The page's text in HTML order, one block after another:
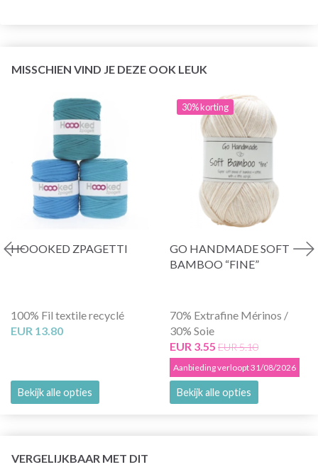
MISSCHIEN VIND JE DEZE OOK LEUK
HOOOKED ZPAGETTI
100% Fil textile recyclé
EUR 13.80
Bekijk alle opties
30% korting
GO HANDMADE SOFT
BAMBOO “FINE”
70% Extrafine Mérinos /
30% Soie
EUR 3.55 EUR 5.10
Aanbieding verloopt 31/08/2026
Bekijk alle opties
VERGELIJKBAAR MET DIT